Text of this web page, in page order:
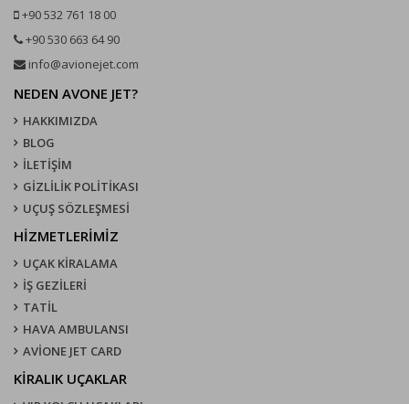
+90 532 761 18 00
+90 530 663 64 90
info@avionejet.com
NEDEN AVONE JET?
HAKKIMIZDA
BLOG
İLETİŞİM
GİZLİLİK POLİTİKASI
UÇUŞ SÖZLEŞMESI
HİZMETLERİMİZ
UÇAK KIRALAMA
İŞ GEZİLERİ
TATİL
HAVA AMBULANSI
AVİONE JET CARD
KIRALIK UÇAKLAR